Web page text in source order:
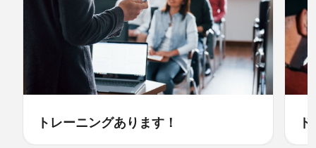
トレーニングあります！